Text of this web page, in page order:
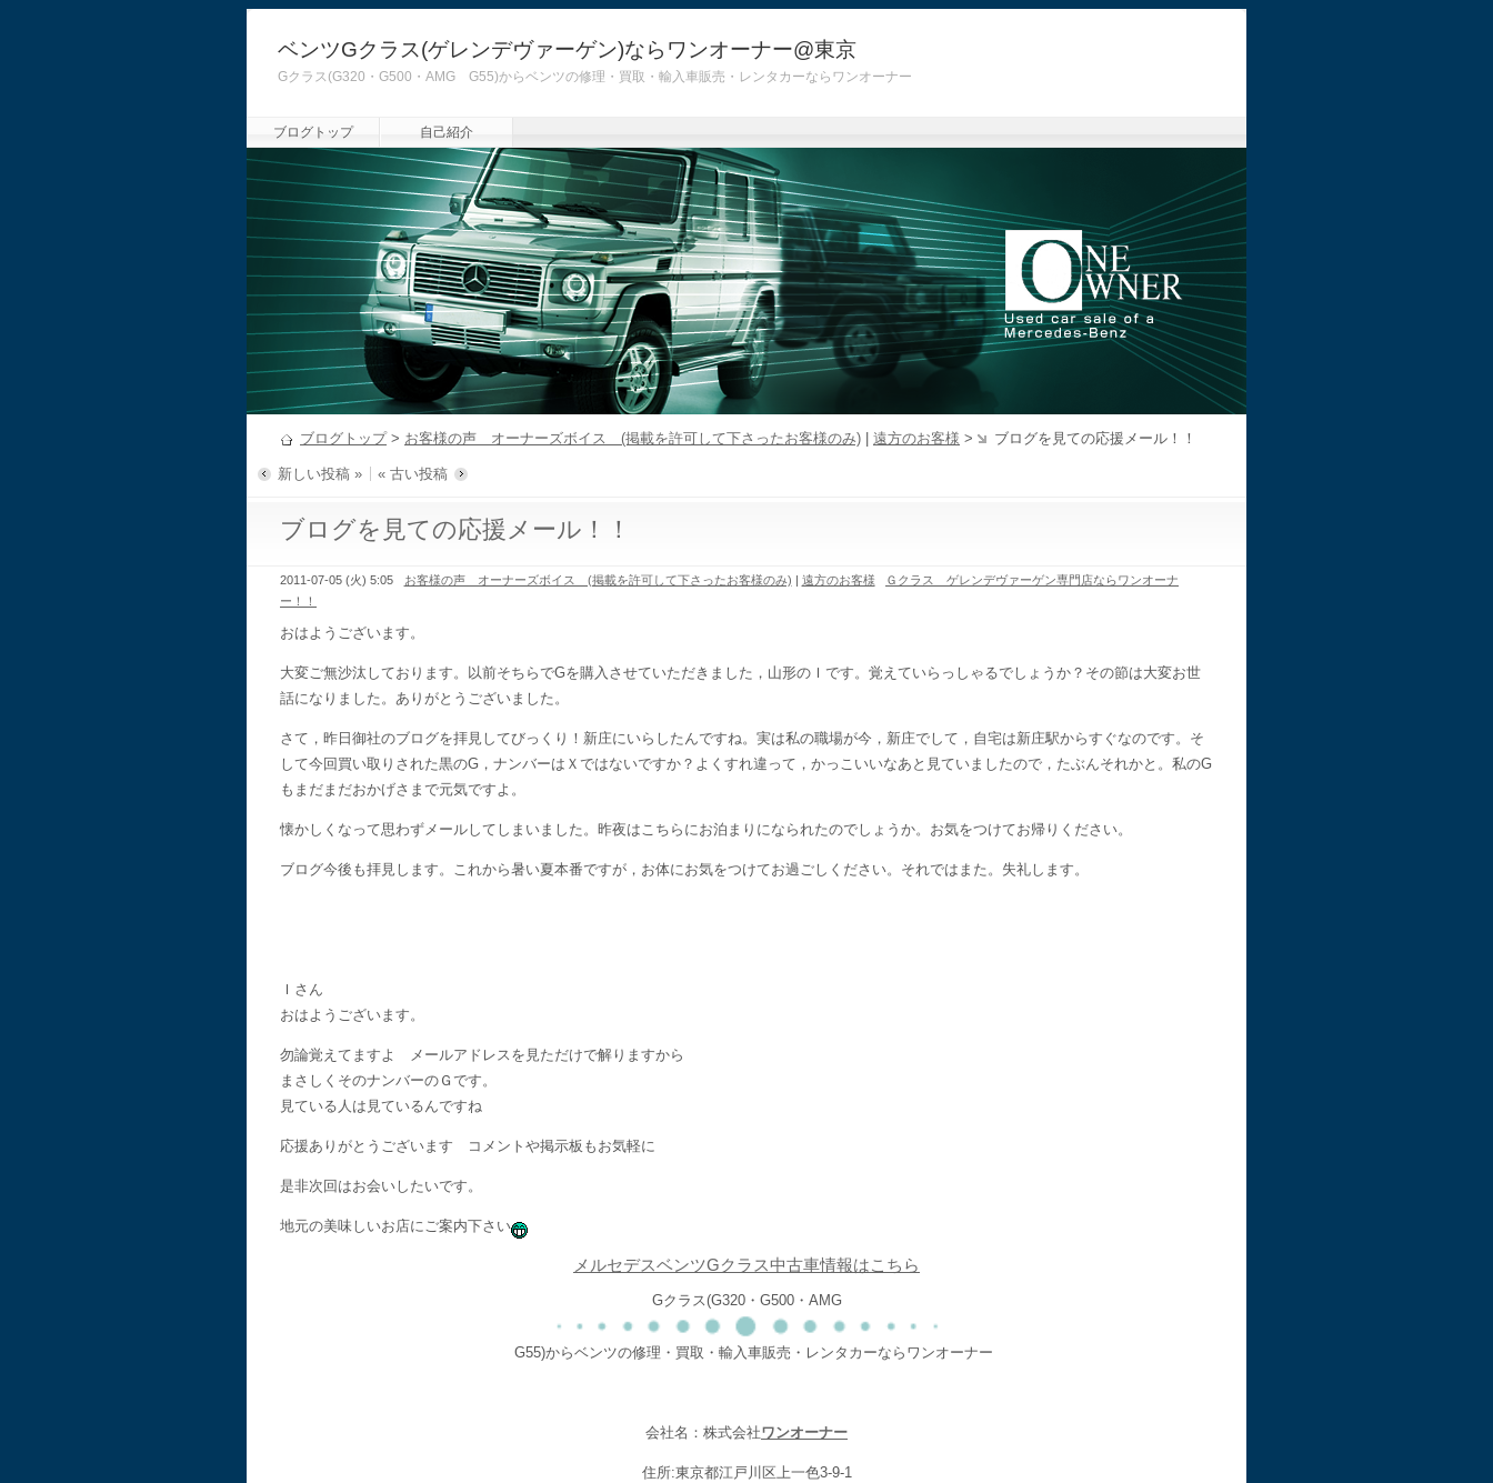
ベンツGクラス(ゲレンデヴァーゲン)ならワンオーナー@東京
Gクラス(G320・G500・AMG G55)からベンツの修理・買取・輸入車販売・レンタカーならワンオーナー
ブログトップ 自己紹介
ブログトップ> お客様の声 オーナーズボイス (掲載を許可して下さったお客様のみ) 遠方のお客様 > ブログを見ての応援メール！！
新しい投稿 » « 古い投稿
ブログを見ての応援メール！！
2011-07-05 (火) 5:05 お客様の声 オーナーズボイス (掲載を許可して下さったお客様のみ) | 遠方のお客様
Ｇクラス ゲレンデヴァーゲン専門店ならワンオーナ
ー！！
おはようございます。
大変ご無沙汰しております。以前そちらでGを購入させていただきました，山形のＩです。覚えていらっしゃるでしょうか？その節は大変お世
話になりました。ありがとうございました。
さて，昨日御社のブログを拝見してびっくり！新庄にいらしたんですね。実は私の職場が今，新庄でして，自宅は新庄駅からすぐなのです。そ
して今回買い取りされた黒のG，ナンバーはＸではないですか？よくすれ違って，かっこいいなあと見ていましたので，たぶんそれかと。私のG
もまだまだおかげさまで元気ですよ。
懐かしくなって思わずメールしてしまいました。昨夜はこちらにお泊まりになられたのでしょうか。お気をつけてお帰りください。
ブログ今後も拝見します。これから暑い夏本番ですが，お体にお気をつけてお過ごしください。それではまた。失礼します。
Ｉさん
おはようございます。
勿論覚えてますよ メールアドレスを見ただけで解りますから
まさしくそのナンバーのＧです。
見ている人は見ているんですね
応援ありがとうございます コメントや掲示板もお気軽に
是非次回はお会いしたいです。
地元の美味しいお店にご案内下さい
メルセデスベンツGクラス中古車情報はこちら
Gクラス(G320・G500・AMG
G55)からベンツの修理・買取・輸入車販売・レンタカーならワンオーナー
会社名：株式会社ワンオーナー
住所:東京都江戸川区上一色3-9-1